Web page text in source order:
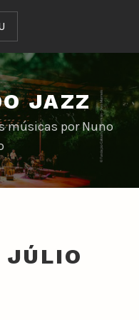
JAZZ
músicas por Nuno
JÚLIO